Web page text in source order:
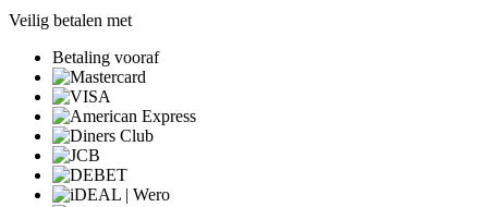
Veilig betalen met
Betaling vooraf